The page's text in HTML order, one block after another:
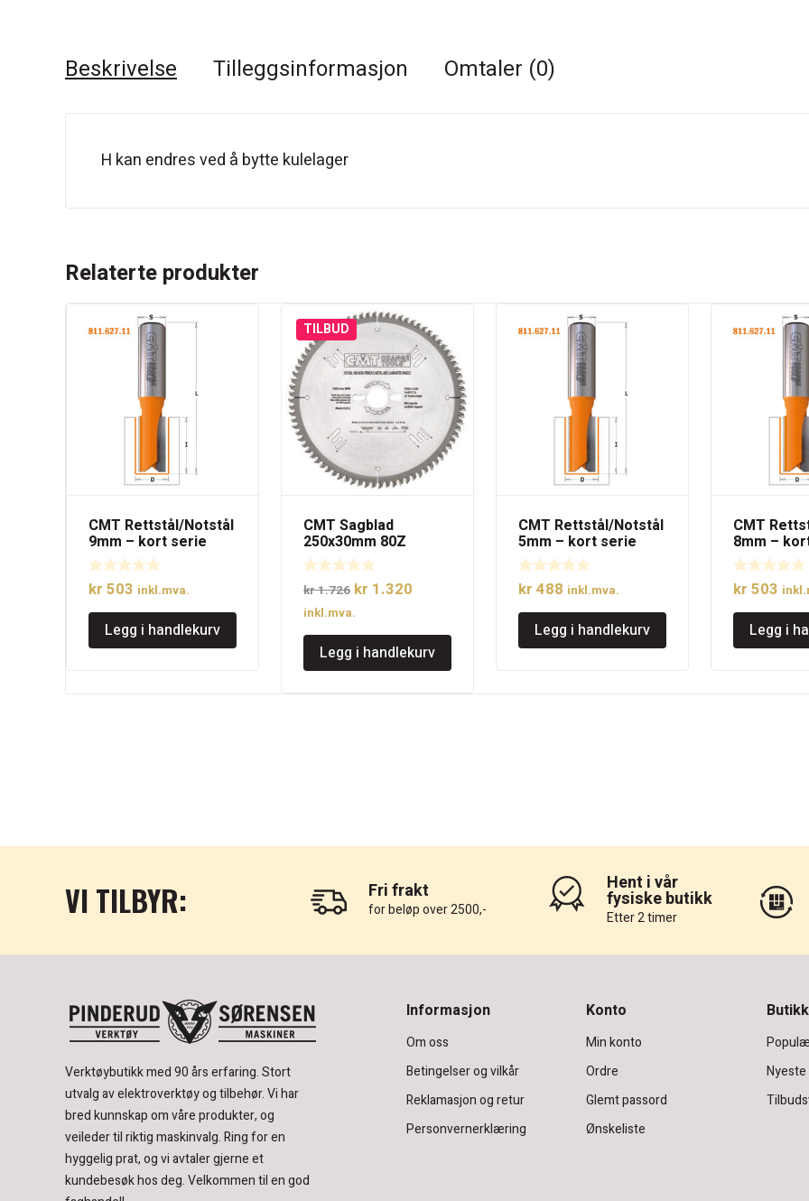
Beskrivelse Tilleggsinformasjon Omtaler (0)
H kan endres ved å bytte kulelager
Relaterte produkter
CMT Rettstål/Notstål
9mm – kort serie
kr 503 inkl.mva.
Legg i handlekurv
TILBUD
CMT Sagblad
250x30mm 80Z
kr1.726 Opprinnelig
pris
var:
kr 1.726.
kr 1.320Nåværende
er:
kr 1.320.
inkl.mva.
Legg i handlekurv
CMT Rettstål/Notstål
5mm – kort serie
kr 488 inkl.mva.
Legg i handlekurv
CMT
8mm –
kr 503
Legg i
VI TILBYR: Fri frakt
for beløp over 2500,-
Hent i vår
fysiske butikk
Etter 2 timer
Verktøybutikk med 90 års erfaring.Stort
utvalg av elektroverktøy og tilbehør.Vi har
bred kunnskap om våre produkter, og
veileder til riktig maskinvalg. Ring for en
hyggelig prat, og vi avtaler gjerne et
kundebesøk hos deg.Velkommen til en god
Informasjon
Om oss
Betingelser og vilkår
Reklamasjon og retur
Personvernerklæring
Konto
Min konto
Ordre
Glemt passord
Ønskeliste
Butikk